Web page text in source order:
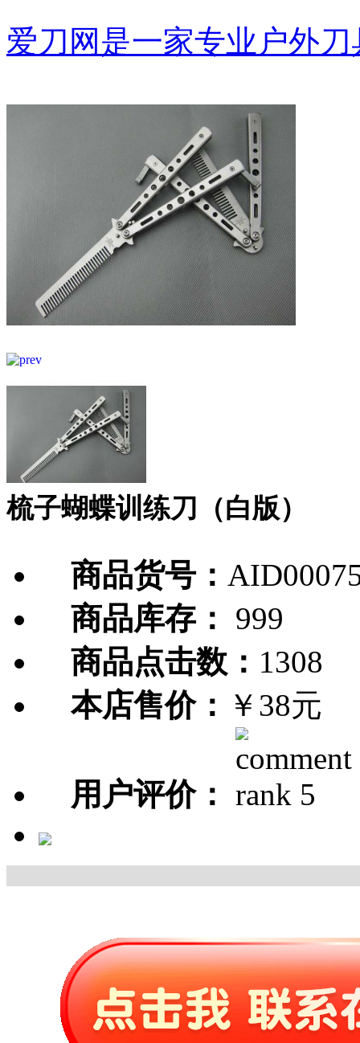
爱刀网是一家专业户外
梳子蝴蝶训练刀（白版）
商品货号：
商品库存：
999
商品点击数： 1308
本店售价： ￥38元
用户评价：